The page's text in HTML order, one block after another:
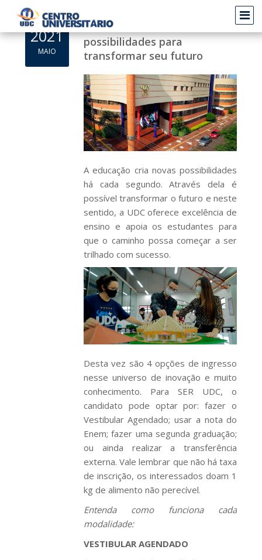
2021
MAIO
Venha ser UDC - Muito mais
possibilidades para
transformar seu futuro
A educação cria novas possibilidades
há cada segundo. Através dela é
possível transformar o futuro e neste
sentido, a UDC oferece excelência de
ensino e apoia os estudantes para
que o caminho possa começar a ser
trilhado com sucesso.
Desta vez são 4 opções de ingresso
nesse universo de inovação e muito
conhecimento. Para SER UDC, o
candidato pode optar por: fazer o
Vestibular Agendado; usar a nota do
Enem; fazer uma segunda graduação;
ou ainda realizar a transferência
externa. Vale lembrar que não há taxa
de inscrição, os interessados doam 1
kg de alimento não perecível.
Entenda como funciona cada
modalidade:
VESTIBULAR AGENDADO